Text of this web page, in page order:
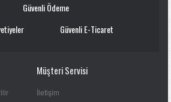
Güvenli Ödeme
Güvenli E-Ticaret
Müşteri Servisi
İletişim